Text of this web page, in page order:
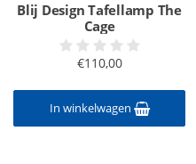
Blij Design Tafellamp The
Cage
€110,00
In winkelwagen